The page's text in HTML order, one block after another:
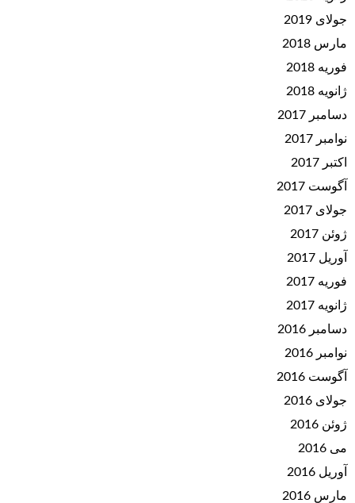
جولای 2019
مارس 2018
فوریه 2018
ژانویه 2018
دسامبر 2017
نوامبر 2017
اکتبر 2017
آگوست 2017
جولای 2017
ژوئن 2017
آوریل 2017
فوریه 2017
ژانویه 2017
دسامبر 2016
نوامبر 2016
آگوست 2016
جولای 2016
ژوئن 2016
می 2016
آوریل 2016
مارس 2016